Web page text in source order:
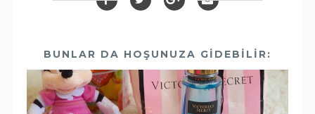
BUNLAR DA HOŞUNUZA GIDEBILIR: